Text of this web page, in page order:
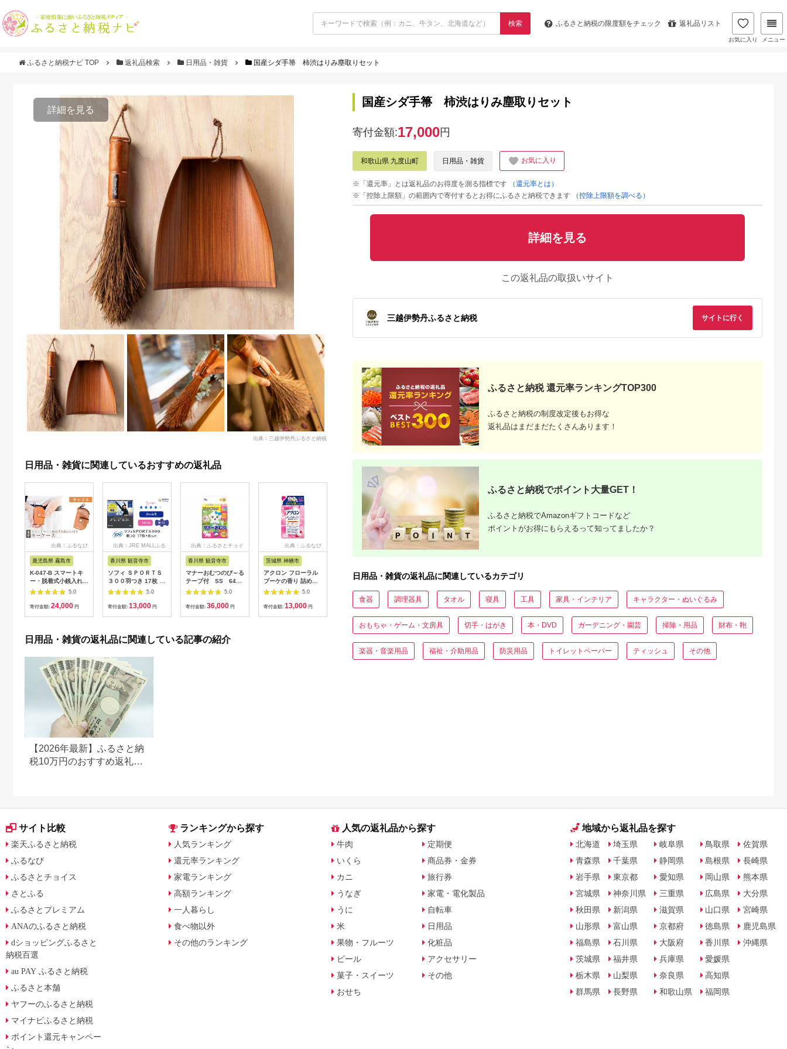
検索 ふるさと納税の限度額をチェック 返礼品リスト
お気に入り メニュー
ふるさと納税ナビ TOP 返礼品検索 日用品・雑貨 国産シダ手箒 柿渋はりみ塵取りセット
詳細を見る
出典：三越伊勢丹ふるさと納税
日用品・雑貨に関連しているおすすめの返礼品
出典：ふるなび
鹿児島県 霧島市
K-047-B スマートキ
ー・脱着式小銭入れ付
きキーケース＜キャメ
ル＞【m's】霧島市 革
革製品 牛革 本革 ヌメ
5.0
寄付金額: 24,000 円
出典：JRE MALLふる
香川県 観音寺市
ソフィ ＳＰＯＲＴＳ
３００羽つき 17枚 ×8
日用品 生理用品 ナプ
キン ずれに強い スポ
ーツ用 ユニチャーム
5.0
寄付金額: 13,000 円
出典：ふるさとチョイ
香川県 観音寺市
マナーおむつのび～る
テープ付 SS 64枚
× 6袋
5.0
寄付金額: 36,000 円
出典：ふるなび
茨城県 神栖市
アクロン フローラル
ブーケの香り 詰め替
え用12袋 セット おし
5.0
寄付金額: 13,000 円
【鎌倉天幕】ふるさと
納税限定品 GL
畳み式アウトドアチェ
ア(座面生地・２枚使
寄付金額:60,000 円
観葉植物 ビカクシダ
Pegasusコルク仕立
掛け 板付け インテリ
ア 室内 4月-12月発送
5.0
寄付金額:37,000円
APHRODITA 日葵ボ
リューム羊毛混 敷布
日本製 創業150年の
信頼と実績
5.0
寄付金額:48,000
5.0
寄付金額:4,000円
用フィルター1枚付き
5.0
寄付金額:28,000円
日用品・雑貨の返礼品に関連している記事の紹介
【2026年最新】ふるさと納
税10万円のおすすめ返礼品
国産シダ手箒 柿渋はりみ塵取りセット
寄付金額:17,000円
和歌山県 九度山町 日用品・雑貨 お気に入り
※「還元率」とは返礼品のお得度を測る指標です
（還元率とは）
※「控除上限額」の範囲内で寄付するとお得にふるさと納税できます
（控除上限額を調べる）
詳細を見る
この返礼品の取扱いサイト
三越伊勢丹ふるさと納税 サイトに行く
ふるさと納税 還元率ランキングTOP300
ふるさと納税の制度改定後もお得な
返礼品はまだまだたくさんあります！
ふるさと納税でポイント大量GET！
ふるさと納税でAmazonギフトコードなど
ポイントがお得にもらえるって知ってましたか？
日用品・雑貨の返礼品に関連しているカテゴリ
食器 調理器具 タオル 寝具 工具 家具・インテリア キャラクター・ぬいぐるみ
おもちゃ・ゲーム・文房具 切手・はがき 本・DVD ガーデニング・園芸 掃除・用品 財布・鞄
楽器・音楽用品 福祉・介助用品 防災用品 トイレットペーパー ティッシュ その他
サイト比較
楽天ふるさと納税
ふるなび
ふるさとチョイス
さとふる
ふるさとプレミアム
ANAのふるさと納税
dショッピングふるさと
納税百選
au PAY ふるさと納税
ふるさと本舗
ヤフーのふるさと納税
マイナビふるさと納税
ポイント還元キャンペー
ランキングから探す
人気ランキング
還元率ランキング
家電ランキング
高額ランキング
一人暮らし
食べ物以外
その他のランキング
人気の返礼品から探す
牛肉
いくら
カニ
うなぎ
うに
米
果物・フルーツ
ビール
菓子・スイーツ
おせち
定期便
商品券・金券
旅行券
家電・電化製品
自転車
日用品
化粧品
アクセサリー
その他
地域から返礼品を探す
北海道
青森県
岩手県
宮城県
秋田県
山形県
福島県
茨城県
栃木県
群馬県
埼玉県
千葉県
東京都
神奈川県
新潟県
富山県
石川県
福井県
山梨県
長野県
岐阜県
静岡県
愛知県
三重県
滋賀県
京都府
大阪府
兵庫県
奈良県
和歌山県
鳥取県
島根県
岡山県
広島県
山口県
徳島県
香川県
愛媛県
高知県
福岡県
佐賀県
長崎県
熊本県
大分県
宮崎県
鹿児島県
沖縄県